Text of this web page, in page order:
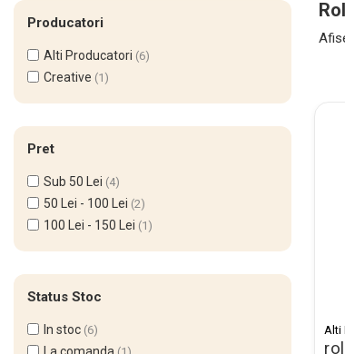
Caiete cu 2 sau mai multe
subiecte
Caiete de Calitate
Blocuri de desen
Coperți
Cerneala Stilouri, Patroane
cerneala
Creioane colorate
Creioane
Creioane cerate colorate
Producatori
Alti Producatori (6)
Creative (1)
Pret
Sub 50 Lei (4)
50 Lei - 100 Lei (2)
100 Lei - 150 Lei (1)
Status Stoc
In stoc (6) Alti